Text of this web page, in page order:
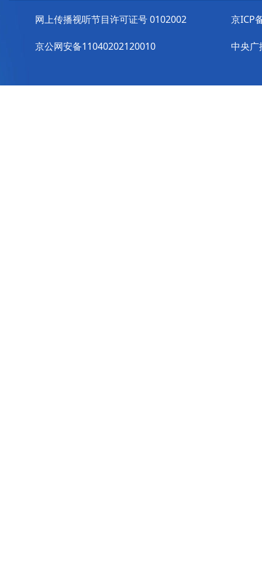
网上传播视听节目许可证号 0102002
京公网安备11040202120010
京ICP
中央广